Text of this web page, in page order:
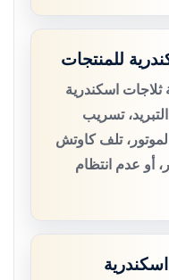
للمنتجات
اسكندرية
تسريب
تلف كاوتش
أو عدم انتظام